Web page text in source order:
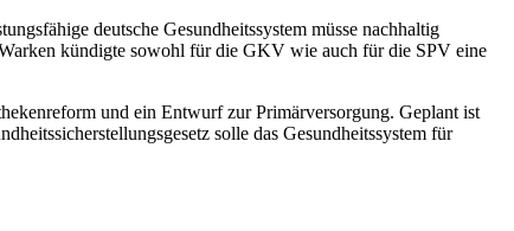
deutsche Gesundheitssystem müsse nachhaltig
kündigte sowohl für die GKV wie auch für die SPV eine
und ein Entwurf zur Primärversorgung. Geplant ist
solle das Gesundheitssystem für